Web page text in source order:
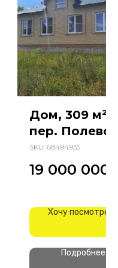
Дом, 309 м²,
пер.
SKU: 68494935
19 000 000
Хочу посмотреть
Подробнее